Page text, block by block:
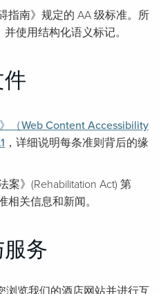
指南》规定的 AA 级标准。所
使用结构化语义标记。
（Web Content Accessibility
，详细说明每条准则背后的缘
案》(Rehabilitation Act) 第
相关信息和新闻。
务
浏览我们的酒店网站并进行互